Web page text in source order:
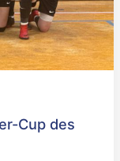
Cup des